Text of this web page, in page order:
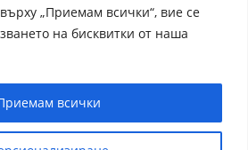
„Приемам всички“, вие се
на бисквитки от наша
всички